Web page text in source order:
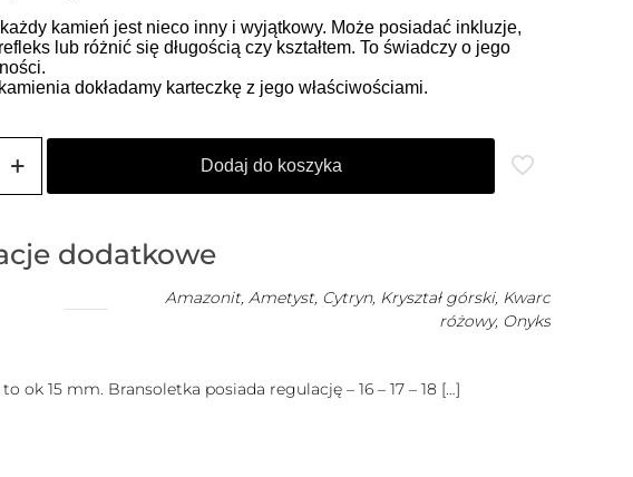
kamień jest nieco inny i wyjątkowy. Może posiadać inkluzje,
lub różnić się długością czy kształtem. To świadczy o jego
dokładamy karteczkę z jego właściwościami.
Dodaj do koszyka
dodatkowe
Amazonit, Ametyst, Cytryn, Kryształ górski, Kwarc
różowy, Onyks
ok 15 mm. Bransoletka posiada regulację – 16 – 17 – 18 […]